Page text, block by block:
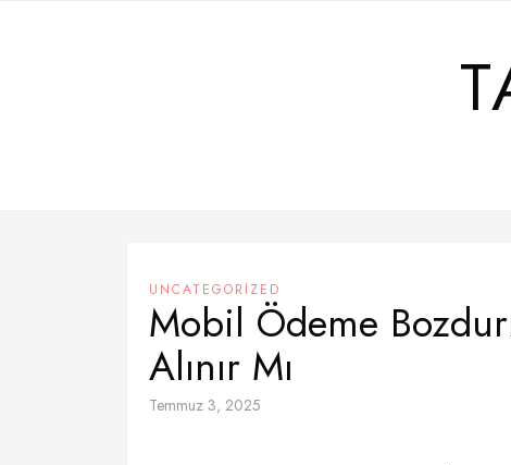
UNCATEGORIZED
Mobil Ödeme
Alınır Mı
Temmuz 3, 2025